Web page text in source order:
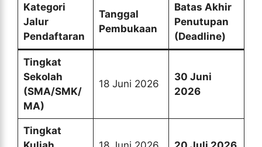
Kategori
Jalur
Pendaftaran
Tanggal
Pembukaan
Batas Akhir
Penutupan
(Deadline)
Tingkat
Sekolah
(SMA/SMK/
MA)
18 Juni 2026
30 Juni
2026
Tingkat